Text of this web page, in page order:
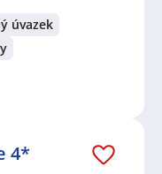
úvazek
4*